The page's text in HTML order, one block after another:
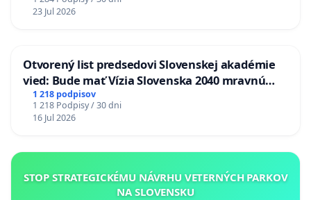
23 Jul 2026
Otvorený list predsedovi Slovenskej akadémie
vied: Bude mať Vízia Slovenska 2040 mravnú
chrbticu?
1 218 podpisov
1 218 Podpisy / 30 dni
16 Jul 2026
STOP STRATEGICKÉMU NÁVRHU VETERNÝCH PARKOV
NA SLOVENSKU